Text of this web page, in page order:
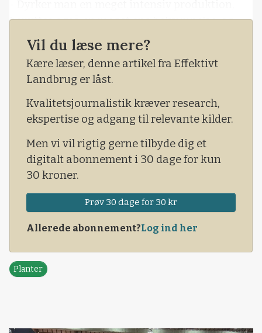
benyttes også en meget ens bekæmpelse, og
dermed øges risikoen for, at vi ser resistens og
store problemer, siger Klavs Ravn, konsulent,
DLG.
mange afgrøder.
Vil du læse mere?
Kære læser, denne artikel fra Effektivt
Landbrug er låst.
Kvalitetsjournalistik kræver research,
ekspertise og adgang til relevante kilder.
Men vi vil rigtig gerne tilbyde dig et
digitalt abonnement i 30 dage for kun
30 kroner.
Prøv 30 dage for 30 kr
Allerede abonnement?Log ind her
Planter